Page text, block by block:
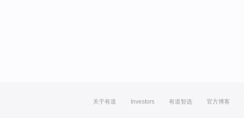
关于有道 Investors 有道智选 官方博客